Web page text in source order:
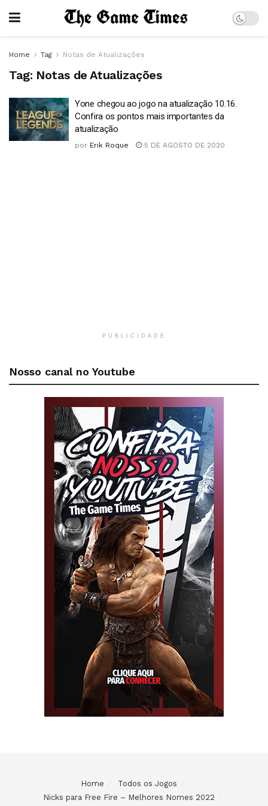
Home Tag Notas de Atualizações
Tag: Notas de Atualizações
Yone chegou ao jogo na atualização 10.16.
Confira os pontos mais importantes da
atualização
por Erik Roque 5 DE AGOSTO DE 2020
PUBLICIDADE
Nosso canal no Youtube
Home
Todos os Jogos
Nicks para Free Fire – Melhores Nomes 2022